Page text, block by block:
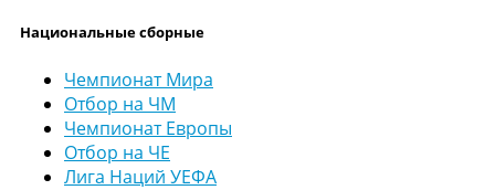
Национальные сборные
Чемпионат Мира
Отбор на ЧМ
Чемпионат Европы
Отбор на ЧЕ
Лига Наций УЕФА